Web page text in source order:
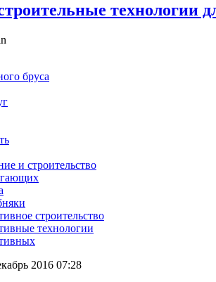
технологии
бруса
и строительство
строительство
технологии
2016 07:28